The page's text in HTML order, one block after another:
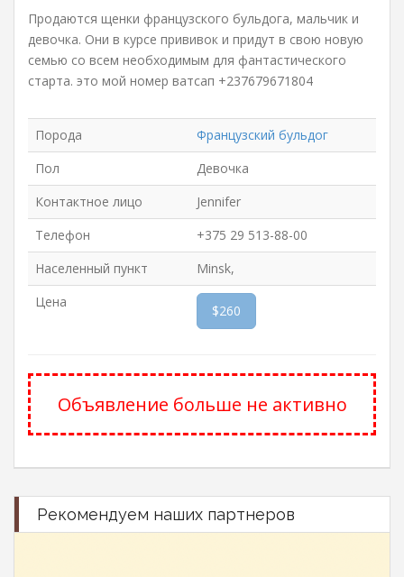
Продаются щенки французского бульдога, мальчик и
девочка. Они в курсе прививок и придут в свою новую
семью со всем необходимым для фантастического
старта. это мой номер ватсап +237679671804
Порода
Французский бульдог
Пол
Девочка
Контактное лицо
Jennifer
Телефон
+375 29 513-88-00
Населенный пункт
Minsk,
Цена
$260
Объявление больше не активно
Рекомендуем наших партнеров